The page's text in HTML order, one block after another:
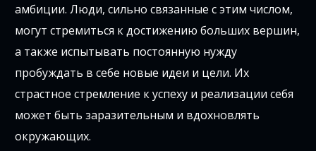
амбиции. Люди, сильно связанные с этим числом,
могут стремиться к достижению больших вершин,
а также испытывать постоянную нужду
пробуждать в себе новые идеи и цели. Их
страстное стремление к успеху и реализации себя
может быть заразительным и вдохновлять
окружающих.